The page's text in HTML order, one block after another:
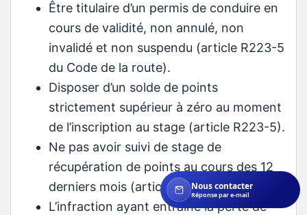
Être titulaire d’un permis de conduire en
cours de validité, non annulé, non
invalidé et non suspendu (article R223-5
du Code de la route).
Disposer d’un solde de points
strictement supérieur à zéro au moment
de l’inscription au stage (article R223-5).
Ne pas avoir suivi de stage de
récupération de points au cours des 12
derniers mois (article R223-5).
L’infraction ayant entraîné la perte de
Nous contacter
Réponse par e-mail